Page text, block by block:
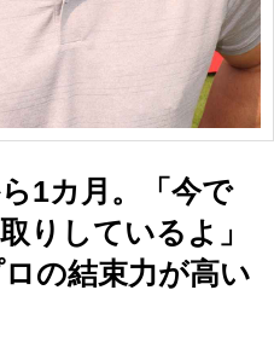
1カ月。「今で
りしているよ」
の結束力が高い